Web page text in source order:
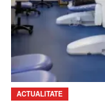
ACTUALITATE